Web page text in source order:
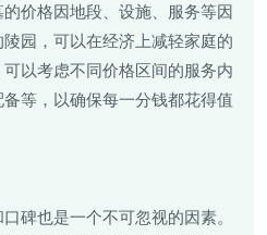
价格因地段、设施、服务等因
园，可以在经济上减轻家庭的
以考虑不同价格区间的服务内
等，以确保每一分钱都花得值
碑也是一个不可忽视的因素。